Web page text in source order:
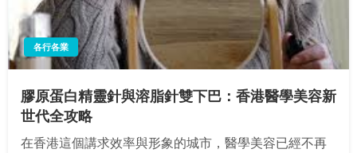
各行各業
膠原蛋白精靈針與溶脂針雙下巴：香港醫學美容新
世代全攻略
在香港這個講求效率與形象的城市，醫學美容已經不再